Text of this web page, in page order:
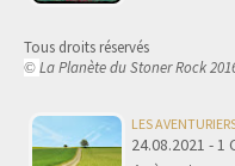
Tous droits réservés
© La Planète du Stoner Rock
LES
24.08.2021 - 1